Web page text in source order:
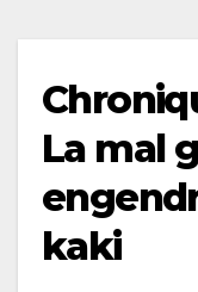
La mal
kaki